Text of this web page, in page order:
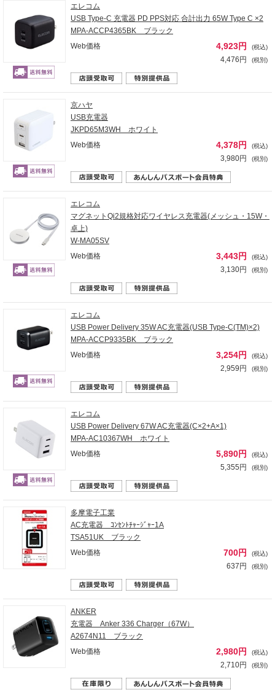
エレコム
USB Type-C 充電器 PD PPS対応 合計出力 65W Type C ×2
MPA-ACCP4365BK ブラック
Web価格
4,923円 (税込)
4,476円 (税別)
京ハヤ
USB充電器
JKPD65M3WH ホワイト
Web価格
4,378円 (税込)
3,980円 (税別)
エレコム
マグネットQi2規格対応ワイヤレス充電器(メッシュ・15W・
卓上)
W-MA05SV
Web価格
3,443円 (税込)
3,130円 (税別)
エレコム
USB Power Delivery 35W AC充電器(USB Type-C(TM)×2)
MPA-ACCP9335BK ブラック
Web価格
3,254円 (税込)
2,959円 (税別)
エレコム
USB Power Delivery 67W AC充電器(C×2+A×1)
MPA-AC10367WH ホワイト
Web価格
5,890円 (税込)
5,355円 (税別)
多摩電子工業
AC充電器 ｺﾝｾﾝﾄﾁｬｰｼﾞｬｰ1A
TSA51UK ブラック
Web価格
700円 (税込)
637円 (税別)
ANKER
充電器 Anker 336 Charger（67W）
A2674N11 ブラック
Web価格
2,980円 (税込)
2,710円 (税別)